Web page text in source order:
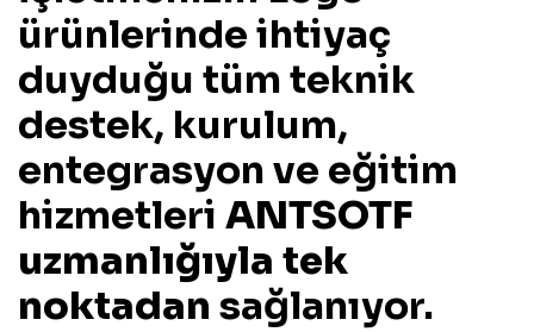
ürünlerinde ihtiyaç
duyduğu tüm teknik
destek, kurulum,
entegrasyon ve eğitim
hizmetleri ANTSOTF
uzmanlığıyla tek
noktadan sağlanıyor.